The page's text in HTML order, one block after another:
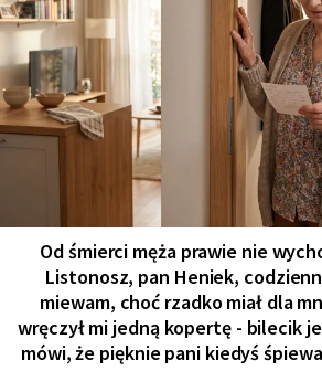
Od śmierci męża prawie nie
Listonosz, pan Heniek,
miewam, choć rzadko miał dla
wręczył mi jedną kopertę - bilecik
mówi, że pięknie pani kiedyś